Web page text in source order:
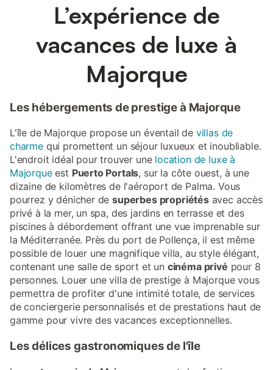
L’expérience de
vacances de luxe à
Majorque
Les hébergements de prestige à Majorque
L'île de Majorque propose un éventail de villas de
charmequi promettent un séjour luxueux et inoubliable.
L'endroit idéal pour trouver une location de luxe à
Majorqueest Puerto Portals, sur la côte ouest, à une
dizaine de kilomètres de l'aéroport de Palma. Vous
pourrez y dénicher desuperbes propriétésavec accès
privé à la mer, un spa, des jardins en terrasse et des
piscines à débordement offrant une vue imprenable sur
la Méditerranée. Près du port de Pollença, il est même
possible de louer une magnifique villa, au style élégant,
contenant une salle de sport et un cinéma privé pour 8
personnes. Louer une villa de prestige à Majorque vous
permettra de profiter d'une intimité totale, de services
de conciergerie personnalisés et de prestations haut de
gamme pour vivre des vacances exceptionnelles.
Les délices gastronomiques de l'île